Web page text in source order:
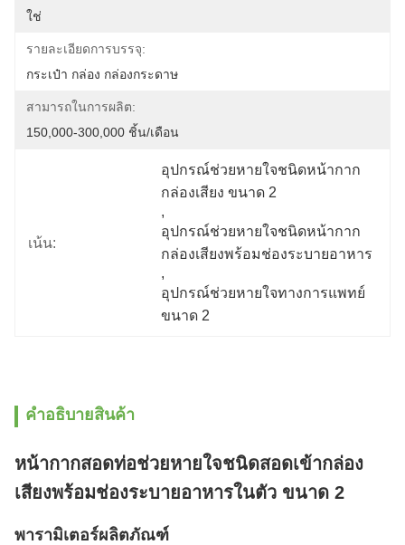
ใช่
รายละเอียดการบรรจุ:
กระเป๋า กล่อง กล่องกระดาษ
สามารถในการผลิต:
150,000-300,000 ชิ้น/เดือน
เน้น:
อุปกรณ์ช่วยหายใจชนิดหน้ากาก
กล่องเสียง ขนาด 2
,
อุปกรณ์ช่วยหายใจชนิดหน้ากาก
กล่องเสียงพร้อมช่องระบายอาหาร
,
อุปกรณ์ช่วยหายใจทางการแพทย์
ขนาด 2
คําอธิบายสินค้า
หน้ากากสอดท่อช่วยหายใจชนิดสอดเข้ากล่อง
เสียงพร้อมช่องระบายอาหารในตัว ขนาด 2
พารามิเตอร์ผลิตภัณฑ์